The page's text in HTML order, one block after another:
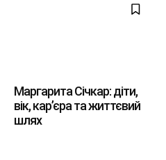
Маргарита Січкар: діти,
вік, кар’єра та життєвий
шлях